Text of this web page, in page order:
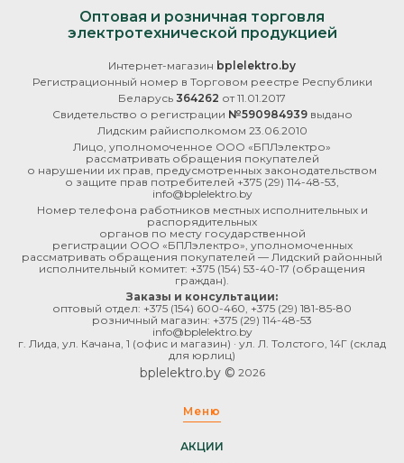
Оптовая и розничная торговля
электротехнической продукцией
Интернет-магазин bplelektro.by
Регистрационный номер в Торговом реестре Республики
Беларусь 364262 от 11.01.2017
Свидетельство о регистрации №590984939выдано
Лидским райисполкомом 23.06.2010
Лицо, уполномоченное ООО «БПЛэлектро»
рассматривать обращения покупателей
о нарушении их прав, предусмотренных законодательством
о защите прав потребителей +375 (29) 114-48-53
info@bplelektro.by
Номер телефона работников местных исполнительных и
распорядительных
органов по месту государственной
регистрации ООО «БПЛэлектро», уполномоченных
рассматривать обращения покупателей — Лидский районный
исполнительный комитет: +375 (154) 53-40-17 (обращения
граждан).
Заказы и консультации:
оптовый отдел: +375 (154) 600-460 +375 (29) 181-85-80
розничный магазин: +375 (29) 114-48-53
info@bplelektro.by
г. Лида, ул. Качана, 1 (офис и магазин) · ул. Л. Толстого, 14Г (склад
для юрлиц)
bplelektro.by © 2026
Меню
АКЦИИ